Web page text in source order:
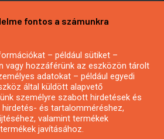
vagy hírlevél
fontos a számunkra
– például sütiket –
vagy hozzáférünk az eszközön tárolt
adatokat – például egyedi
által küldött alapvető
személyre szabott hirdetések és
és tartalomméréshez,
valamint termékek
javításához.